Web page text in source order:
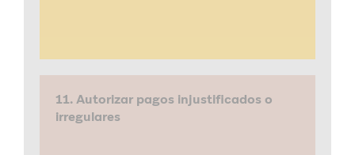
11. Autorizar pagos injustificados o
irregulares